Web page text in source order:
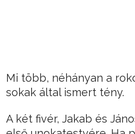
Mi több, néhányan a
sokak által ismert tény.
A két fivér, Jakab és